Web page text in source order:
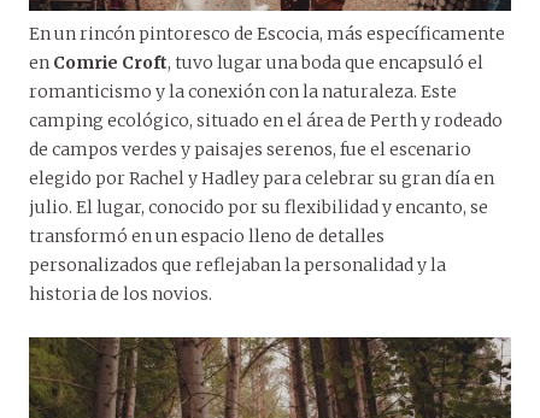
En un rincón pintoresco de Escocia, más específicamente
en Comrie Croft, tuvo lugar una boda que encapsuló el
romanticismo y la conexión con la naturaleza. Este
camping ecológico, situado en el área de Perth y rodeado
de campos verdes y paisajes serenos, fue el escenario
elegido por Rachel y Hadley para celebrar su gran día en
julio. El lugar, conocido por su flexibilidad y encanto, se
transformó en un espacio lleno de detalles
personalizados que reflejaban la personalidad y la
historia de los novios.